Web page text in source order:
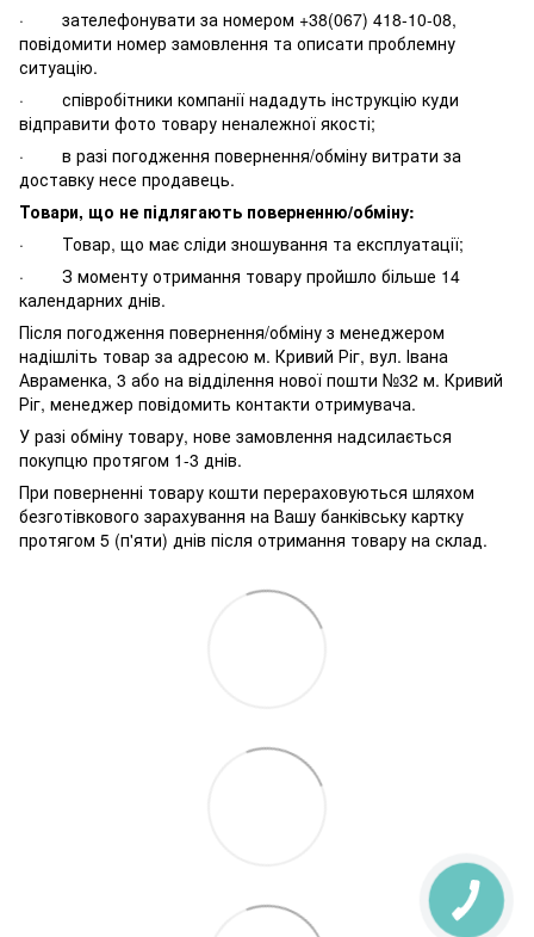
· зателефонувати за номером +38(067) 418-10-08,
повідомити номер замовлення та описати проблемну
ситуацію.
· співробітники компанії нададуть інструкцію куди
відправити фото товару неналежної якості;
· в разі погодження повернення/обміну витрати за
доставку несе продавець.
Товари, що не підлягають поверненню/обміну:
· Товар, що має сліди зношування та експлуатації;
· З моменту отримання товару пройшло більше 14
календарних днів.
Після погодження повернення/обміну з менеджером
надішліть товар за адресою м. Кривий Ріг, вул. Івана
Авраменка, 3 або на відділення нової пошти №32 м. Кривий
Ріг, менеджер повідомить контакти отримувача.
У разі обміну товару, нове замовлення надсилається
покупцю протягом 1-3 днів.
При поверненні товару кошти перераховуються шляхом
безготівкового зарахування на Вашу банківську картку
протягом 5 (п'яти) днів після отримання товару на склад.